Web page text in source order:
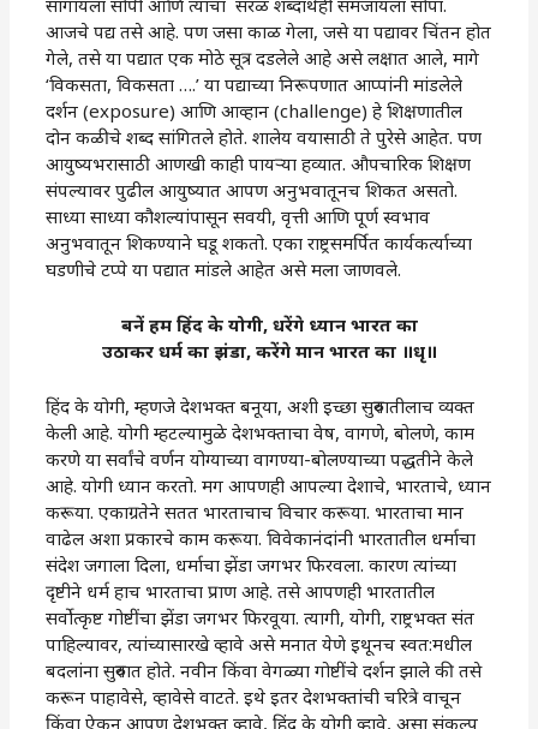
सांगायला सोपी आणि त्यांचा सरळ शब्दार्थही समजायला सोपा.
आजचे पद्य तसे आहे. पण जसा काळ गेला, जसे या पद्यावर चिंतन होत
गेले, तसे या पद्यात एक मोठे सूत्र दडलेले आहे असे लक्षात आले, मागे
‘विकसता, विकसता ….’ या पद्याच्या निरूपणात आप्पांनी मांडलेले
दर्शन (exposure) आणि आव्हान (challenge) हे शिक्षणातील
दोन कळीचे शब्द सांगितले होते. शालेय वयासाठी ते पुरेसे आहेत. पण
आयुष्यभरासाठी आणखी काही पायऱ्या हव्यात. औपचारिक शिक्षण
संपल्यावर पुढील आयुष्यात आपण अनुभवातूनच शिकत असतो.
साध्या साध्या कौशल्यांपासून सवयी, वृत्ती आणि पूर्ण स्वभाव
अनुभवातून शिकण्याने घडू शकतो. एका राष्ट्रसमर्पित कार्यकर्त्याच्या
घडणीचे टप्पे या पद्यात मांडले आहेत असे मला जाणवले.
बनें हम हिंद के योगी, धरेंगे ध्यान भारत का
उठाकर धर्म का झंडा, करेंगे मान भारत का ॥धृ॥
हिंद के योगी, म्हणजे देशभक्त बनूया, अशी इच्छा सुरुवातीलाच व्यक्त
केली आहे. योगी म्हटल्यामुळे देशभक्ताचा वेष, वागणे, बोलणे, काम
करणे या सर्वांचे वर्णन योग्याच्या वागण्या-बोलण्याच्या पद्धतीने केले
आहे. योगी ध्यान करतो. मग आपणही आपल्या देशाचे, भारताचे, ध्यान
करूया. एकाग्रतेने सतत भारताचाच विचार करूया. भारताचा मान
वाढेल अशा प्रकारचे काम करूया. विवेकानंदांनी भारतातील धर्माचा
संदेश जगाला दिला, धर्माचा झेंडा जगभर फिरवला. कारण त्यांच्या
दृष्टीने धर्म हाच भारताचा प्राण आहे. तसे आपणही भारतातील
सर्वोत्कृष्ट गोष्टींचा झेंडा जगभर फिरवूया. त्यागी, योगी, राष्ट्रभक्त संत
पाहिल्यावर, त्यांच्यासारखे व्हावे असे मनात येणे इथूनच स्वत:मधील
बदलांना सुरुवात होते. नवीन किंवा वेगळ्या गोष्टींचे दर्शन झाले की तसे
करून पाहावेसे, व्हावेसे वाटते. इथे इतर देशभक्तांची चरित्रे वाचून
किंवा ऐकून आपण देशभक्त व्हावे, हिंद के योगी व्हावे, असा संकल्प